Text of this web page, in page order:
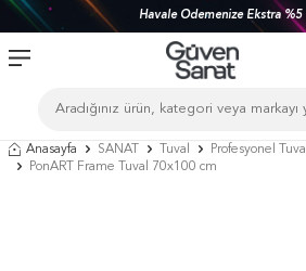
Havale Ödemenize Ekstra
Anasayfa SANAT Tuval
Profesyonel Tuval
PonART Frame Tuval 70x100 cm